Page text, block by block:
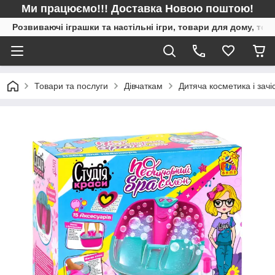
Ми працюємо!!! Доставка Новою поштою!
Розвиваючі іграшки та настільні ігри, товари для дому,
Товари та послуги Дівчаткам Дитяча косметика і